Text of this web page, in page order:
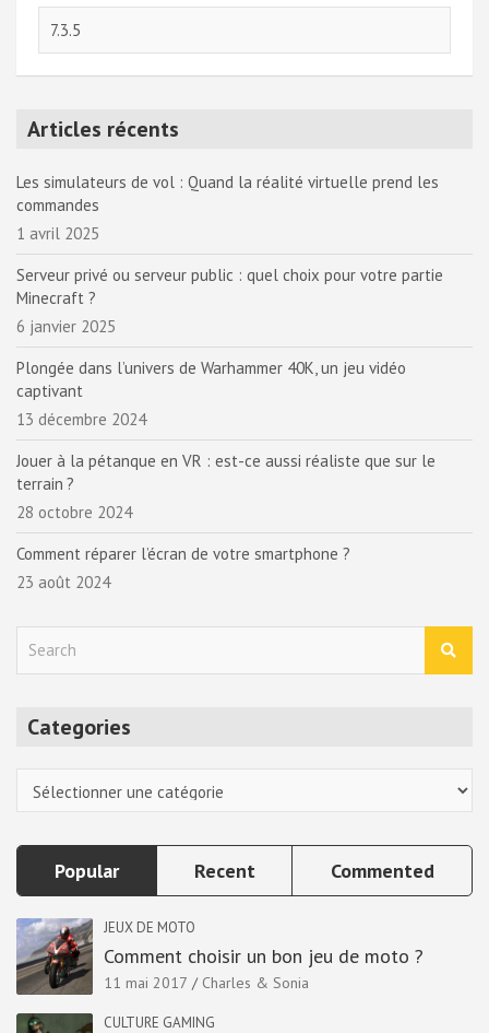
Articles récents
Les simulateurs de vol : Quand la réalité virtuelle prend les
commandes
1 avril 2025
Serveur privé ou serveur public : quel choix pour votre partie
Minecraft ?
6 janvier 2025
Plongée dans l’univers de Warhammer 40K, un jeu vidéo
captivant
13 décembre 2024
Jouer à la pétanque en VR : est-ce aussi réaliste que sur le
terrain ?
28 octobre 2024
Comment réparer l’écran de votre smartphone ?
23 août 2024
Categories
Popular Recent Commented
JEUX DE MOTO
Comment choisir un bon jeu de moto ?
11 mai 2017 Charles & Sonia
CULTURE GAMING